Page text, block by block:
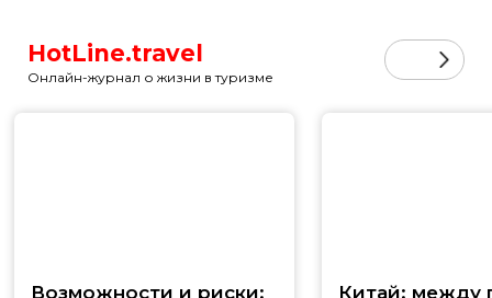
HotLine.travel
Онлайн-журнал о жизни в туризме
Возможности и риски: Китай: между